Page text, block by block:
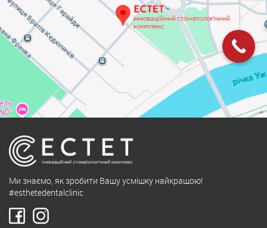
Ми знаємо, як зробити Вашу усмішку найкращою!
#esthetedentalclinic